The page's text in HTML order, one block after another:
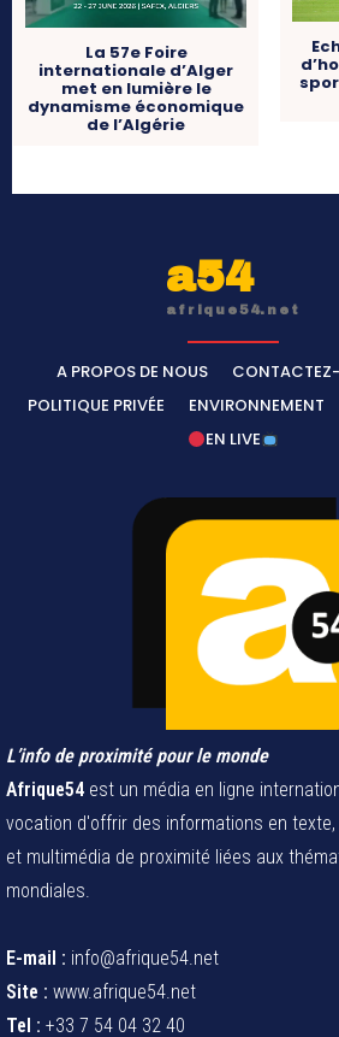
La 57e Foire
internationale d’Alger
met en lumière le
dynamisme économique
de l’Algérie
a54
afrique54.net
A PROPOS DE NOUS
POLITIQUE PRIVÉE
ENVIRONNEMENT
EN LIVE
L’info de proximité pour le monde
Afrique54 est un média en ligne
vocation d'offrir des informations en texte,
et multimédia de proximité liées aux
mondiales.
E-mail : info@afrique54.net
Site : www.afrique54.net
Tel : +33 7 54 04 32 40